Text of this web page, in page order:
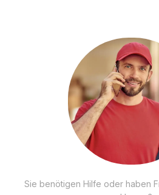
Sie benötigen Hilfe oder haben